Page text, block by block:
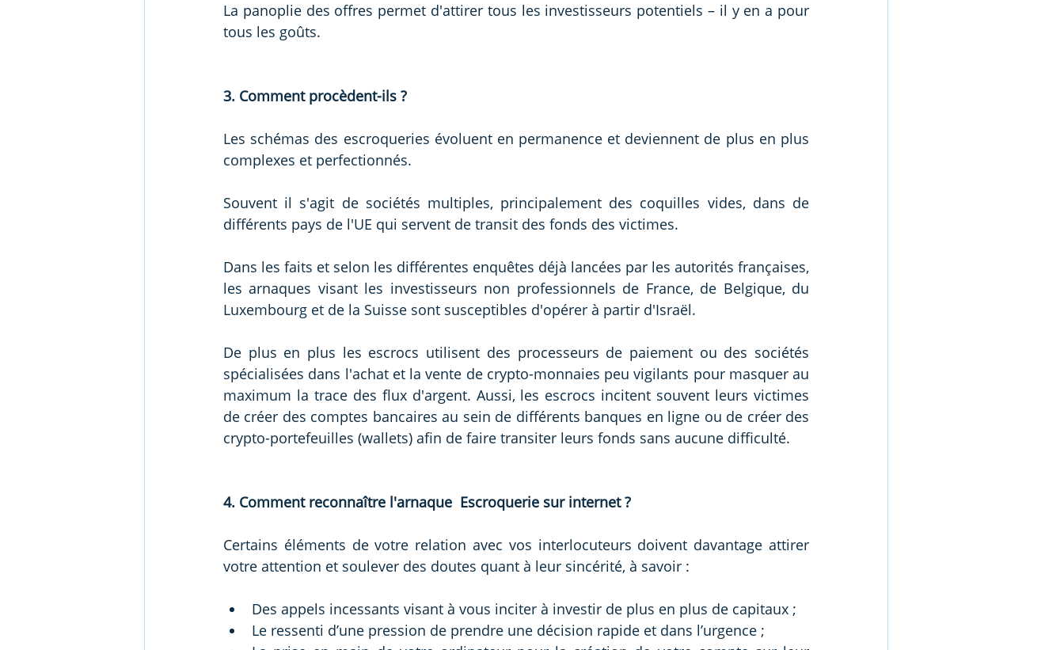
La panoplie des offres permet d'attirer tous les investisseurs potentiels – il y en a pour
tous les goûts.
3. Comment procèdent-ils ?
Les schémas des escroqueries évoluent en permanence et deviennent de plus en plus
complexes et perfectionnés.
Souvent il s'agit de sociétés multiples, principalement des coquilles vides, dans de
différents pays de l'UE qui servent de transit des fonds des victimes.
Dans les faits et selon les différentes enquêtes déjà lancées par les autorités françaises,
les arnaques visant les investisseurs non professionnels de France, de Belgique, du
Luxembourg et de la Suisse sont susceptibles d'opérer à partir d'Israël.
De plus en plus les escrocs utilisent des processeurs de paiement ou des sociétés
spécialisées dans l'achat et la vente de crypto-monnaies peu vigilants pour masquer au
maximum la trace des flux d'argent. Aussi, les escrocs incitent souvent leurs victimes
de créer des comptes bancaires au sein de différents banques en ligne ou de créer des
crypto-portefeuilles (wallets) afin de faire transiter leurs fonds sans aucune difficulté.
4. Comment reconnaître l'arnaque  Escroquerie sur internet ?
Certains éléments de votre relation avec vos interlocuteurs doivent davantage attirer
votre attention et soulever des doutes quant à leur sincérité, à savoir :
Des appels incessants visant à vous inciter à investir de plus en plus de capitaux ;
Le ressenti d’une pression de prendre une décision rapide et dans l’urgence ;